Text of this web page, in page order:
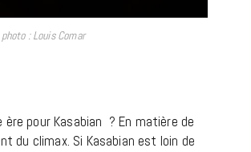
: Louis Comar
ère pour Kasabian ? En matière de
du climax. Si Kasabian est loin de